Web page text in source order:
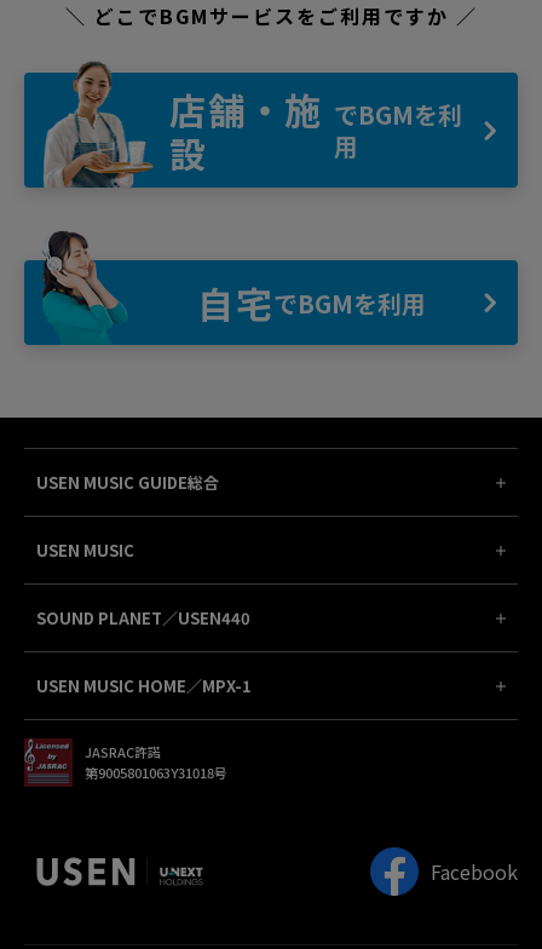
＼ どこでBGMサービスをご利用ですか ／
店舗・施
設
でBGMを利
用
自宅でBGMを利用
USEN MUSIC GUIDE総合
USEN MUSIC
SOUND PLANET／USEN440
USEN MUSIC HOME／MPX-1
JASRAC許諾
第9005801063Y31018号
Facebook